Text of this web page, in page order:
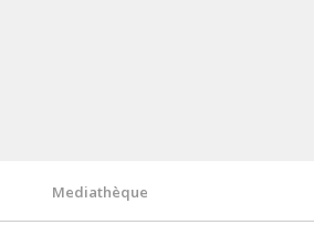
Mediathèque